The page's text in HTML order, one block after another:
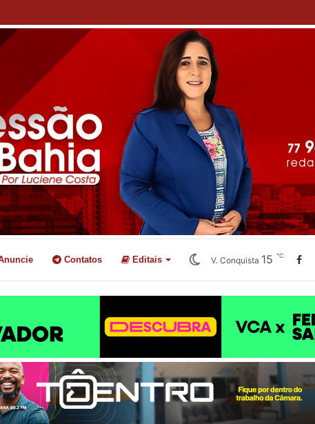
de Monte Alto interdita prédio após desabamento parcial da cobertura
Contatos Editais V. Conquista 15 ℃